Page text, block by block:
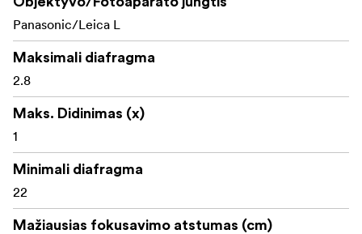
Panasonic/Leica L
Maksimali diafragma
2.8
Maks. Didinimas (x)
1
Minimali diafragma
22
Mažiausias fokusavimo atstumas (cm)